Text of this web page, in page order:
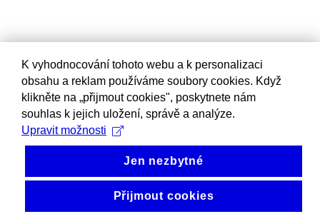
K vyhodnocování tohoto webu a k personalizaci
obsahu a reklam používáme soubory cookies. Když
klikněte na „přijmout cookies", poskytnete nám
souhlas k jejich uložení, správě a analýze.
Upravit možnosti
Jen nezbytné
Přijmout cookies